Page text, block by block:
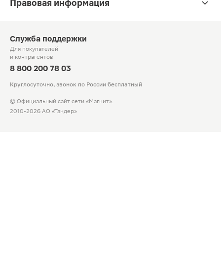
Правовая информация
Служба поддержки
Для покупателей
и контрагентов
8 800 200 78 03
Круглосуточно, звонок по России бесплатный
© Официальный сайт сети «Магнит».
2010-2026 АО «Тандер»